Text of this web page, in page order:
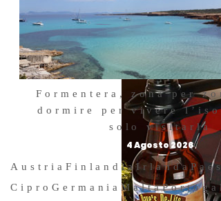
Formentera, zona per
dormire per vivere
solo visitarla
4 Agosto 2026
Austria FinlandiaIrlanda
Cipro GermaniaMalta